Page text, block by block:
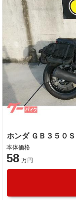
ホンダ ＧＢ３５０Ｓ
本体価格
58 万円